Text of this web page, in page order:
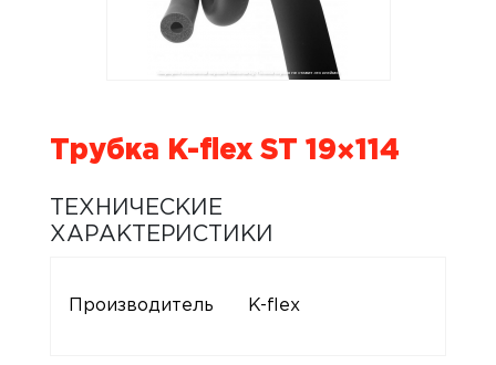
Трубка K-flex ST 19×114
ТЕХНИЧЕСКИЕ
ХАРАКТЕРИСТИКИ
Производитель K-flex